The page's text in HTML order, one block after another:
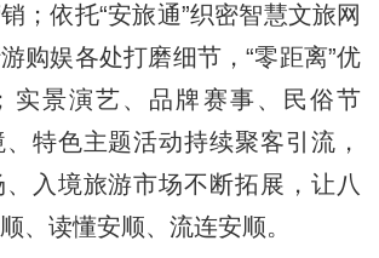
；依托“安旅通”织密智慧文旅网
购娱各处打磨细节，“零距离”优
实景演艺、品牌赛事、民俗节
特色主题活动持续聚客引流，
入境旅游市场不断拓展，让八
、读懂安顺、流连安顺。